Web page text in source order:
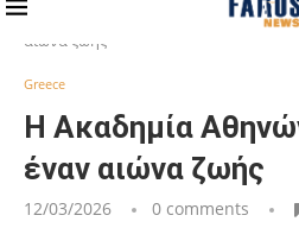
Home
Η
αιώνα ζωής
Greece
Η Ακαδημία
έναν αιώνα ζωής
12/03/2026 0 comments